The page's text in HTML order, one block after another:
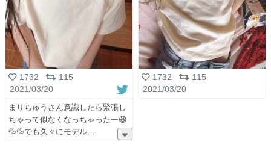
1732
115
2021/03/20
まりちゅうさん意識したら緊張し
ちゃって似なくなっちゃったー😆
💦💦でも久々にモデル
1732
115
2021/03/20